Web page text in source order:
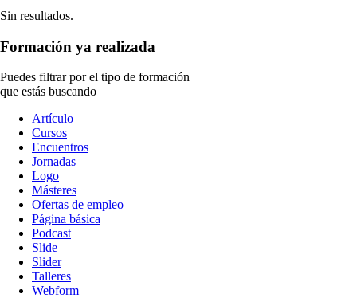
Sin resultados.
Formación ya realizada
Puedes filtrar por el tipo de formación
que estás buscando
Tipo
contenido
Artículo
Cursos
Encuentros
Jornadas
Logo
Másteres
Ofertas de empleo
Página básica
Podcast
Slide
Slider
Talleres
Webform